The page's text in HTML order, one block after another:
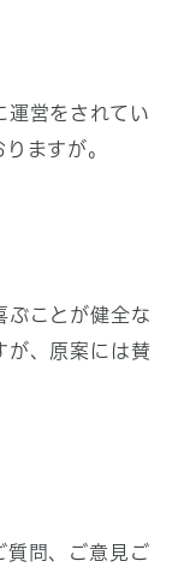
運営をされてい
ますが。
ぶことが健全な
が、原案には賛
質問、ご意見ご